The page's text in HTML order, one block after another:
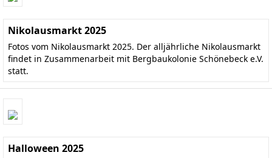
Nikolausmarkt 2025
Fotos vom Nikolausmarkt 2025. Der alljährliche Nikolausmarkt
findet in Zusammenarbeit mit Bergbaukolonie Schönebeck e.V.
statt.
Halloween 2025